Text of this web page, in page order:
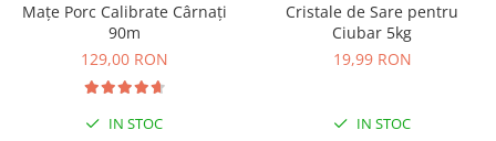
Mațe Porc Calibrate Cârnați
90m
129,00 RON
IN STOC
Cristale de Sare pentru
Ciubar 5kg
19,99 RON
IN STOC